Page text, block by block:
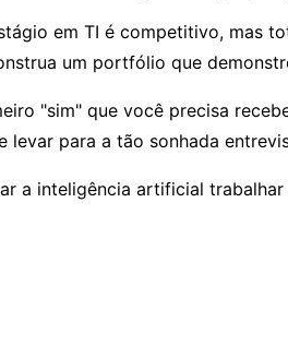
em TI é competitivo, mas
um portfólio que
"sim" que você precisa
levar para a tão sonhada
a inteligência artificial